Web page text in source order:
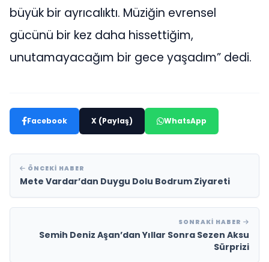
büyük bir ayrıcalıktı. Müziğin evrensel
gücünü bir kez daha hissettiğim,
unutamayacağım bir gece yaşadım” dedi.
Facebook X (Paylaş) WhatsApp
ÖNCEKI HABER
Mete Vardar’dan Duygu Dolu Bodrum Ziyareti
SONRAKI HABER
Semih Deniz Aşan’dan Yıllar Sonra Sezen Aksu
Sürprizi